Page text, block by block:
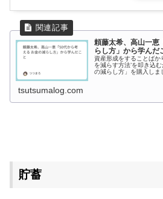
頼藤太希、高山一恵
らし方」から学んだ
資産形成をすることばか
を減らす方法’を叩き込
の減らし方」を購入しま
tsutsumalog.com
貯蓄